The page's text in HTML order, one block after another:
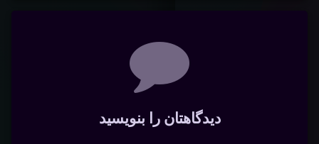
دیدگاهتان را بنویسید